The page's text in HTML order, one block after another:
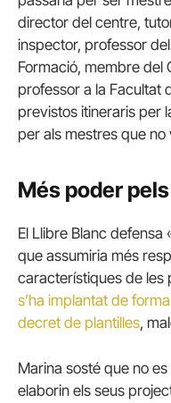
director del centre,
inspector, professor
Formació, membre del
professor a la Facultat
previstos itineraris per
per als mestres que no
Més poder
El Llibre Blanc
que assumiria més
característiques de les
s’ha implantat de
decret de plantilles,
Marina sosté que no
elaborin els seus